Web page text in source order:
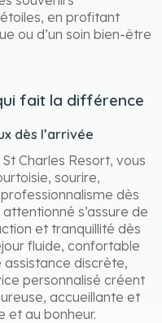
en profitant
ou d’un soin bien-être
fait la différence
dès l’arrivée
Charles Resort, vous
sourire,
dès
s’assure de
et tranquillité dès
fluide, confortable
discrète,
personnalisé créent
accueillante et
et au bonheur.